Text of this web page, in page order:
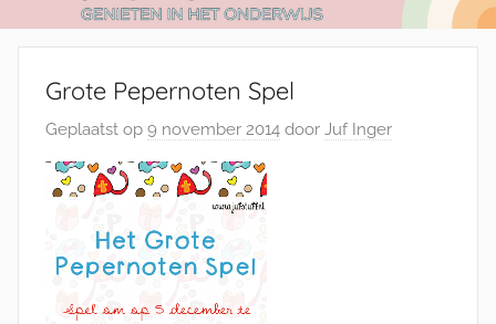
Grote Pepernoten Spel
Geplaatst op 9 november 2014 door Juf Inger